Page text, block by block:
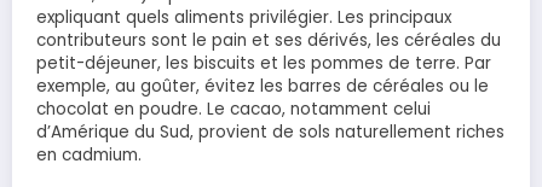
expliquant quels aliments privilégier. Les principaux
contributeurs sont le pain et ses dérivés, les céréales du
petit-déjeuner, les biscuits et les pommes de terre. Par
exemple, au goûter, évitez les barres de céréales ou le
chocolat en poudre. Le cacao, notamment celui
d’Amérique du Sud, provient de sols naturellement riches
en cadmium.